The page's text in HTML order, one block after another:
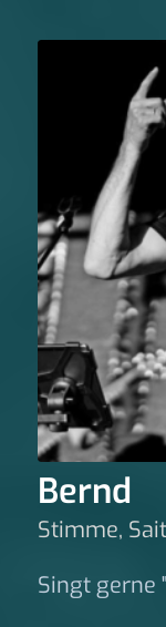
Bernd
Stimme,
Singt gerne